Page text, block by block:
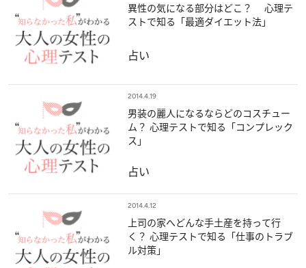
異性の気になる部分はどこ？ 心理テ
ストで知る「最適ダイエット法」
占い
2014.4.19
男装の麗人になるならどのコスチュー
ム？ 心理テストで知る「コンプレック
ス」
占い
2014.4.12
上司の家へどんな手土産を持って行
く？ 心理テストで知る「仕事のトラブ
ル対策」